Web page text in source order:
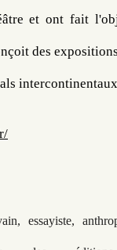
et ont fait
des
essayiste,